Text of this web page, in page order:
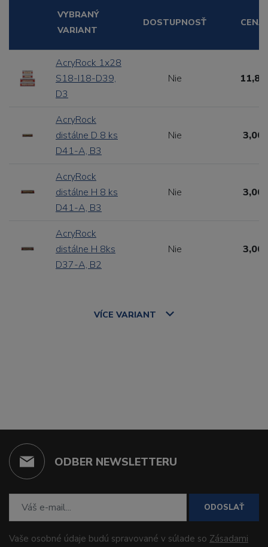
VYBRANÝ
VARIANT
DOSTUPNOSŤ CENA
AcryRock 1x28
S18-I18-D39,
D3
Nie
AcryRock
distálne D 8 ks
D41-A, B3
Nie 3,00
AcryRock
distálne H 8 ks
D41-A, B3
Nie 3,00
AcryRock
distálne H 8ks
D37-A, B2
Nie 3,00
VÍCE VARIANT
ODBER NEWSLETTERU
ODOSLAŤ
Vaše osobné údaje budú spravované v súlade so Zásadami